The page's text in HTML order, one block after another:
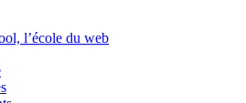
l’école du web